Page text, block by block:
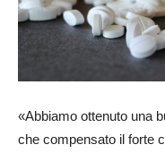
«Abbiamo ottenuto una
che compensato il forte